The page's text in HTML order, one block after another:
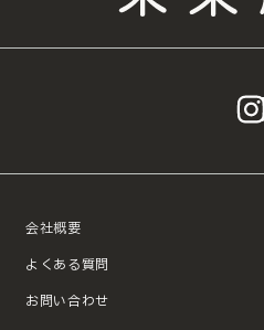
会社概要
よくある質問
お問い合わせ